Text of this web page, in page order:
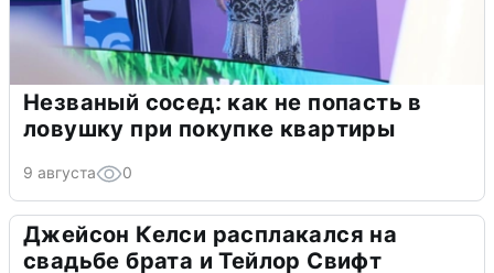
Незваный сосед: как не попасть в
ловушку при покупке квартиры
9 августа 0
Джейсон Келси расплакался на
свадьбе брата и Тейлор Свифт